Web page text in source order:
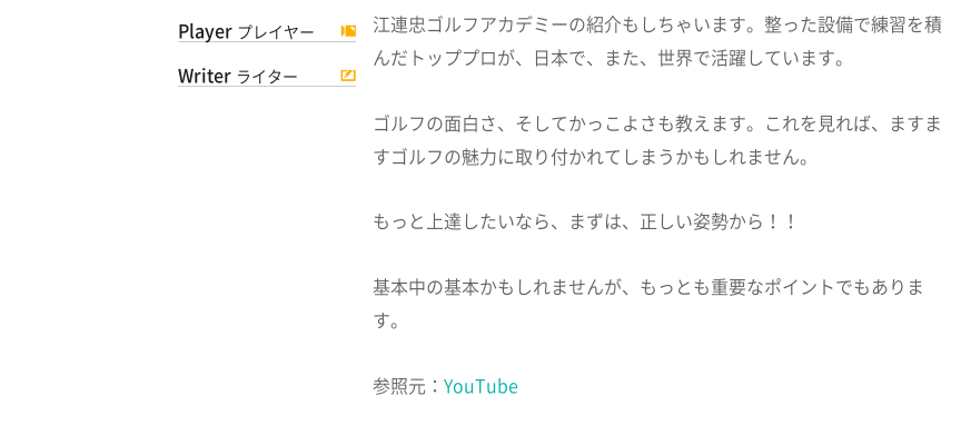
Player プレイヤー
Writer ライター
江連忠ゴルフアカデミーの紹介もしちゃいます。整った設備で練習を積
んだトッププロが、日本で、また、世界で活躍しています。
ゴルフの面白さ、そしてかっこよさも教えます。これを見れば、ますま
すゴルフの魅力に取り付かれてしまうかもしれません。
もっと上達したいなら、まずは、正しい姿勢から！！
基本中の基本かもしれませんが、もっとも重要なポイントでもありま
す。
参照元： YouTube